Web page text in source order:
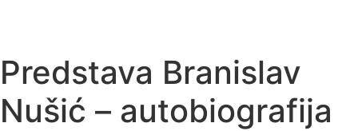
Predstava Branislav
Nušić – autobiografija